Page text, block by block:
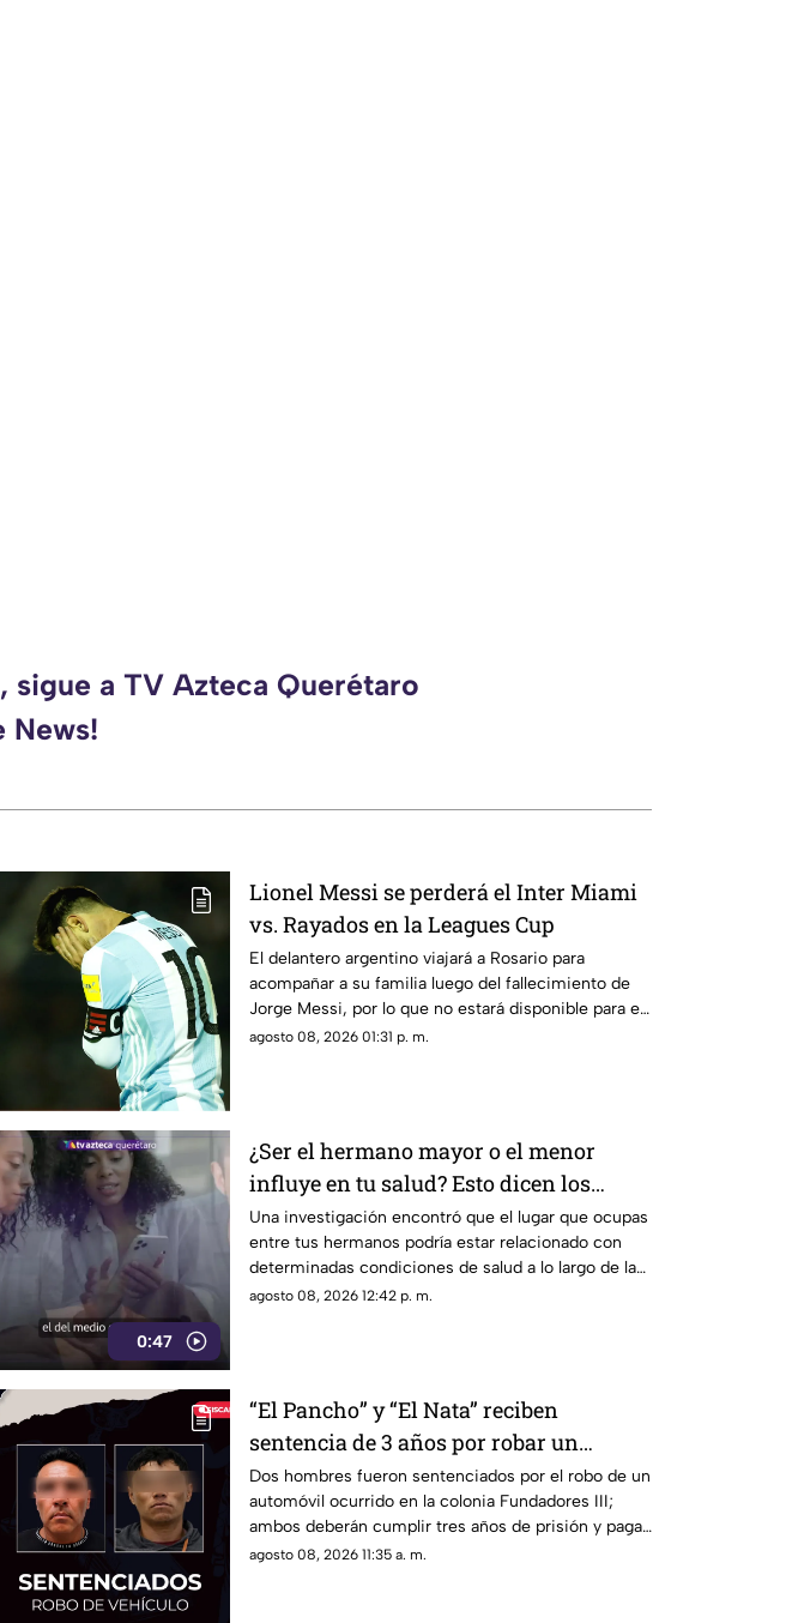
sigue a TV Azteca Querétaro
News!
Lionel Messi se perderá el Inter Miami
vs. Rayados en la Leagues Cup
El delantero argentino viajará a Rosario para
acompañar a su familia luego del fallecimiento de
Jorge Messi, por lo que no estará disponible para el
duelo ante Monterrey.
agosto 08, 2026 01:31 p. m.
0:47
¿Ser el hermano mayor o el menor
influye en tu salud? Esto dicen los
estudios
Una investigación encontró que el lugar que ocupas
entre tus hermanos podría estar relacionado con
determinadas condiciones de salud a lo largo de la
vida.
agosto 08, 2026 12:42 p. m.
“El Pancho” y “El Nata” reciben
sentencia de 3 años por robar un
vehículo en la colonia Fundadores III
Dos hombres fueron sentenciados por el robo de un
automóvil ocurrido en la colonia Fundadores III;
ambos deberán cumplir tres años de prisión y pagar
una multa.
agosto 08, 2026 11:35 a. m.